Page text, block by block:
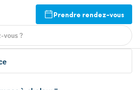
Prendre rendez-vous
vous ?